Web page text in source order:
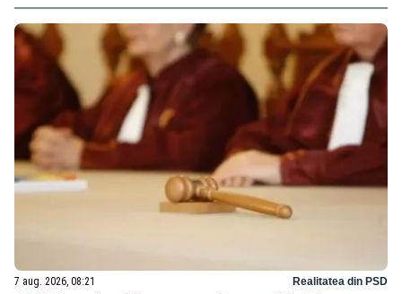
7 aug. 2026, 08:21 Realitatea din PSD